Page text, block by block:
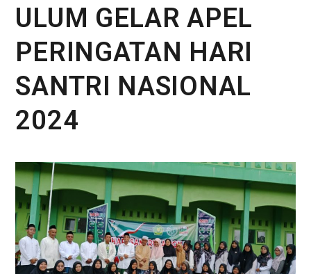
ULUM GELAR APEL
PERINGATAN HARI
SANTRI NASIONAL
2024